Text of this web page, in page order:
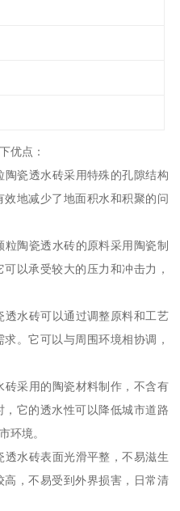
优点：
瓷透水砖采用特殊的孔隙结构
地减少了地面积水和积聚的问
陶瓷透水砖的原料采用陶瓷制
以承受较大的压力和冲击力，
水砖可以通过调整原料和工艺
。它可以与周围环境相协调，
采用的陶瓷材料制作，不含有
它的透水性可以降低城市道路
环境。
水砖表面光滑平整，不易滋生
，不易受到外界损害，日常清